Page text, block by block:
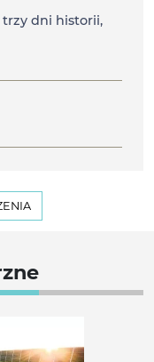
trzy dni historii,